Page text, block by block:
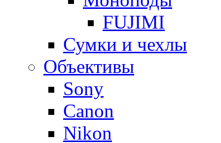
FUJIMI
Сумки и чехлы
Объективы
Sony
Canon
Nikon